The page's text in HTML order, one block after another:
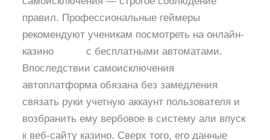
правил. Профессиональные геймеры
рекомендуют ученикам посмотреть на онлайн-
казино
с бесплатными автоматами.
Впоследствии самоисключения
автоплатформа обязана без замедления
связать руки учетную аккаунт пользователя и
возбранить ему вербовое в систему али впуск
к веб-сайту казино. Сверх того, его данные